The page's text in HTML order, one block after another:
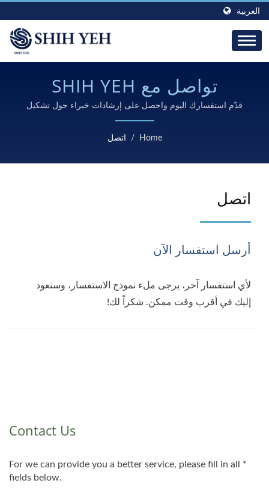
العربية
تواصل مع SHIH YEH
لاحتياجاتك من مكونات
المعادن
قدّم استفسارك اليوم واحصل على إرشادات خبراء حول تشكيل
المعادن المخصص، وتصنيع CNC، وحلول تصنيع المعادن الدقيقة
المصممة وفقًا لمتطلبات صناعتك.
Home
/ اتصل
اتصل
أرسل استفسار الآن
لأي استفسار آخر، يرجى ملء نموذج الاستفسار، وسنعود
إليك في أقرب وقت ممكن. شكراً لك!